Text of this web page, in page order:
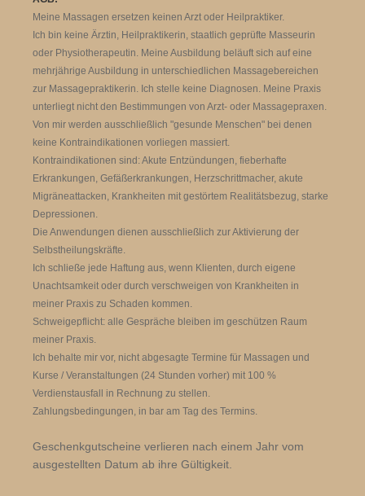
Meine Massagen ersetzen keinen Arzt oder Heilpraktiker.
Ich bin keine Ärztin, Heilpraktikerin, staatlich geprüfte Masseurin
oder Physiotherapeutin. Meine Ausbildung beläuft sich auf eine
mehrjährige Ausbildung in unterschiedlichen Massagebereichen
zur Massagepraktikerin. Ich stelle keine Diagnosen. Meine Praxis
unterliegt nicht den Bestimmungen von Arzt- oder Massagepraxen.
Von mir werden ausschließlich "gesunde Menschen" bei denen
keine Kontraindikationen vorliegen massiert.
Kontraindikationen sind: Akute Entzündungen, fieberhafte
Erkrankungen, Gefäßerkrankungen, Herzschrittmacher, akute
Migräneattacken, Krankheiten mit gestörtem Realitätsbezug, starke
Depressionen.
Die Anwendungen dienen ausschließlich zur Aktivierung der
Selbstheilungskräfte.
Ich schließe jede Haftung aus, wenn Klienten, durch eigene
Unachtsamkeit oder durch verschweigen von Krankheiten in
meiner Praxis zu Schaden kommen.
Schweigepflicht: alle Gespräche bleiben im geschützen Raum
meiner Praxis.
Ich behalte mir vor, nicht abgesagte Termine für Massagen und
Kurse / Veranstaltungen (24 Stunden vorher) mit 100 %
Verdienstausfall in Rechnung zu stellen.
Zahlungsbedingungen, in bar am Tag des Termins.
Geschenkgutscheine verlieren nach einem Jahr vom
ausgestellten Datum ab ihre Gültigkeit.